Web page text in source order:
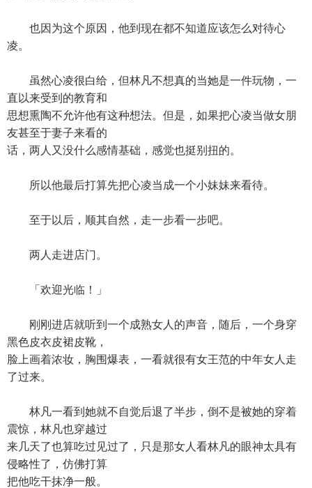
也因为这个原因，他到现在都不知道应该怎么对待心
凌。
虽然心凌很白给，但林凡不想真的当她是一件玩物，一
直以来受到的教育和
思想熏陶不允许他有这种想法。但是，如果把心凌当做女朋
友甚至于妻子来看的
话，两人又没什么感情基础，感觉也挺别扭的。
所以他最后打算先把心凌当成一个小妹妹来看待。
至于以后，顺其自然，走一步看一步吧。
两人走进店门。
「欢迎光临！」
刚刚进店就听到一个成熟女人的声音，随后，一个身穿
黑色皮衣皮裙皮靴，
脸上画着浓妆，胸围爆表，一看就很有女王范的中年女人走
了过来。
林凡一看到她就不自觉后退了半步，倒不是被她的穿着
震惊，林凡也穿越过
来几天了也算吃过见过了，只是那女人看林凡的眼神太具有
侵略性了，仿佛打算
把他吃干抹净一般。